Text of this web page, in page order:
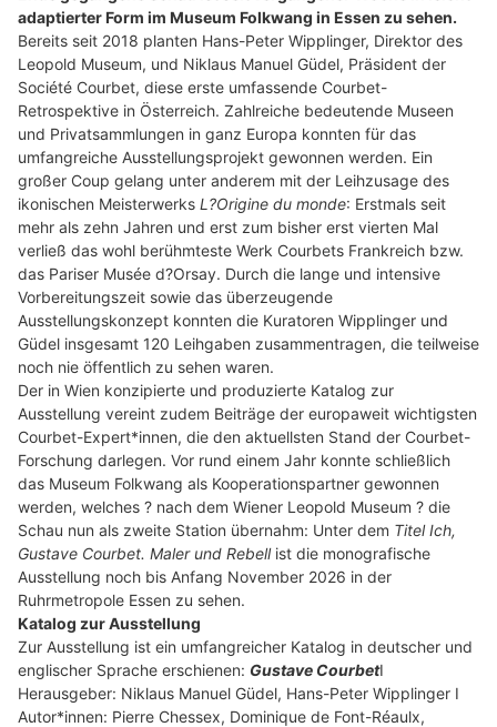
adaptierter Form im Museum Folkwang in Essen zu sehen.
Bereits seit 2018 planten Hans-Peter Wipplinger, Direktor des
Leopold Museum, und Niklaus Manuel Güdel, Präsident der
Société Courbet, diese erste umfassende Courbet-
Retrospektive in Österreich. Zahlreiche bedeutende Museen
und Privatsammlungen in ganz Europa konnten für das
umfangreiche Ausstellungsprojekt gewonnen werden. Ein
großer Coup gelang unter anderem mit der Leihzusage des
ikonischen Meisterwerks L?Origine du monde: Erstmals seit
mehr als zehn Jahren und erst zum bisher erst vierten Mal
verließ das wohl berühmteste Werk Courbets Frankreich bzw.
das Pariser Musée d?Orsay. Durch die lange und intensive
Vorbereitungszeit sowie das überzeugende
Ausstellungskonzept konnten die Kuratoren Wipplinger und
Güdel insgesamt 120 Leihgaben zusammentragen, die teilweise
noch nie öffentlich zu sehen waren.
Der in Wien konzipierte und produzierte Katalog zur
Ausstellung vereint zudem Beiträge der europaweit wichtigsten
Courbet-Expert*innen, die den aktuellsten Stand der Courbet-
Forschung darlegen. Vor rund einem Jahr konnte schließlich
das Museum Folkwang als Kooperationspartner gewonnen
werden, welches ? nach dem Wiener Leopold Museum ? die
Schau nun als zweite Station übernahm: Unter dem Titel Ich,
Gustave Courbet. Maler und Rebellist die monografische
Ausstellung noch bis Anfang November 2026 in der
Ruhrmetropole Essen zu sehen.
Katalog zur Ausstellung
Zur Ausstellung ist ein umfangreicher Katalog in deutscher und
englischer Sprache erschienen: Gustave CourbetI
Herausgeber: Niklaus Manuel Güdel, Hans-Peter Wipplinger I
Autor*innen: Pierre Chessex, Dominique de Font-Réaulx,